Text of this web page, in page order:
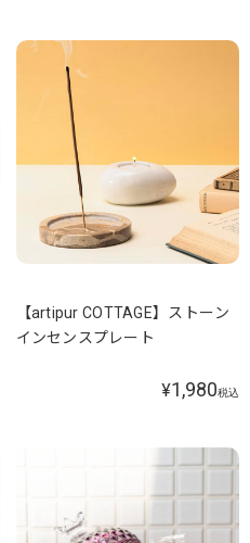
【artipur COTTAGE】ストーン
インセンスプレート
¥1,980税込